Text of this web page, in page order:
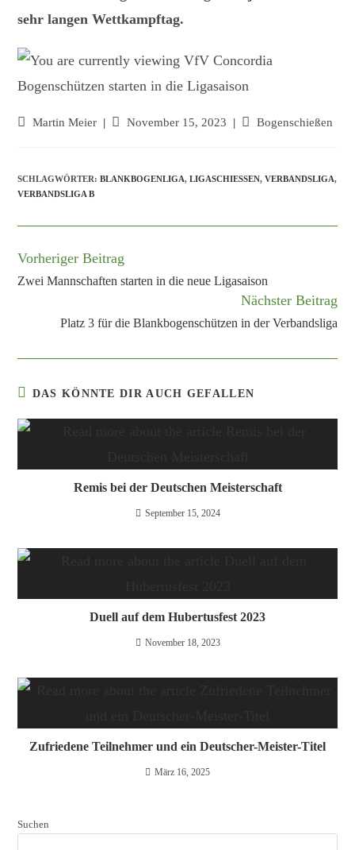
sehr langen Wettkampftag.
Beitrags-
Martin Meier
Beitrag
November 15, 2023
Beitrags-
Bogenschießen
SCHLAGWÖRTER:BLANKBOGENLIGA, LIGASCHIESSEN , VERBANDSLIGA,
VERBANDSLIGA B
Weitere
ansehen
Vorheriger Beitrag
Zwei Mannschaften starten in die neue Ligasaison
Nächster Beitrag
Platz 3 für die Blankbogenschützen in der Verbandsliga
DAS KÖNNTE DIR AUCH GEFALLEN
Remis bei der Deutschen Meisterschaft
September 15, 2024
Duell auf dem Hubertusfest 2023
November 18, 2023
Zufriedene Teilnehmer und ein Deutscher-Meister-Titel
März 16, 2025
Suchen